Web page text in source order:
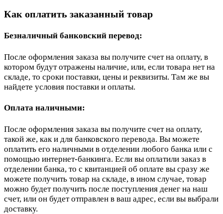
Как оплатить заказанный товар
Безналичный банковский перевод:
После оформления заказа вы получите счет на оплату, в
котором будут отражены наличие, или, если товара нет на
складе, то сроки поставки, цены и реквизиты. Там же вы
найдете условия поставки и оплаты.
Оплата наличными:
После оформления заказа вы получите счет на оплату,
такой же, как и для банковского перевода. Вы можете
оплатить его наличными в отделении любого банка или с
помощью интернет-банкинга. Если вы оплатили заказ в
отделении банка, то с квитанцией об оплате вы сразу же
можете получить товар на складе, в ином случае, товар
можно будет получить после поступления денег на наш
счет, или он будет отправлен в ваш адрес, если вы выбрали
доставку.